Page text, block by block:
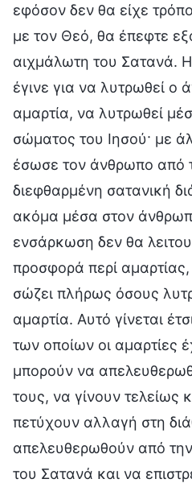
εφόσον δεν θα είχε
με τον Θεό, θα έπεφτε
αιχμάλωτη του Σατανά.
έγινε για να λυτρωθεί ο
αμαρτία, να λυτρωθεί
σώματος του Ιησού· με
έσωσε τον άνθρωπο από
διεφθαρμένη σατανική
ακόμα μέσα στον
ενσάρκωση δεν θα
προσφορά περί
σώζει πλήρως όσους
αμαρτία. Αυτό γίνεται
των οποίων οι αμαρτίες
μπορούν να
τους, να γίνουν τελείως
πετύχουν αλλαγή στη
απελευθερωθούν από
του Σατανά και να